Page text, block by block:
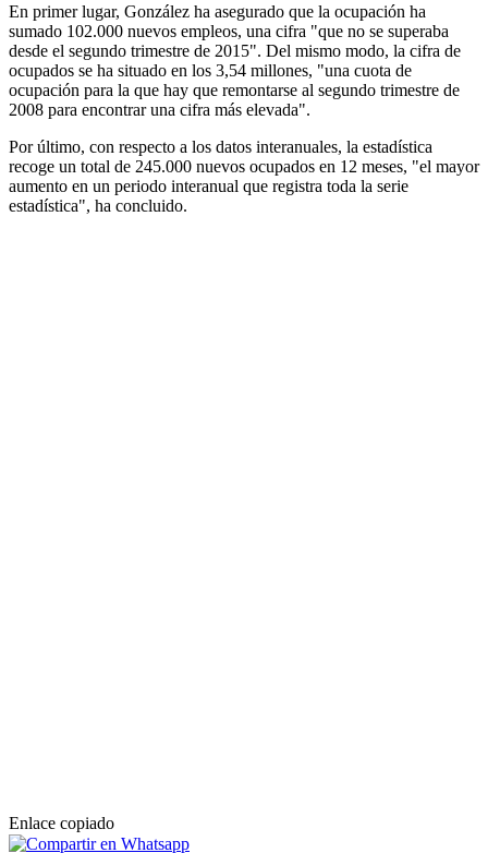
En primer lugar, González ha asegurado que la ocupación ha
sumado 102.000 nuevos empleos, una cifra "que no se superaba
desde el segundo trimestre de 2015". Del mismo modo, la cifra de
ocupados se ha situado en los 3,54 millones, "una cuota de
ocupación para la que hay que remontarse al segundo trimestre de
2008 para encontrar una cifra más elevada".
Por último, con respecto a los datos interanuales, la estadística
recoge un total de 245.000 nuevos ocupados en 12 meses, "el mayor
aumento en un periodo interanual que registra toda la serie
estadística", ha concluido.
Enlace copiado